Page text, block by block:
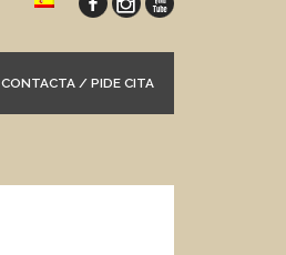
CONTACTA / PIDE CITA